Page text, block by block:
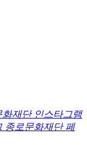
화재단 인스타그램
종로문화재단 페